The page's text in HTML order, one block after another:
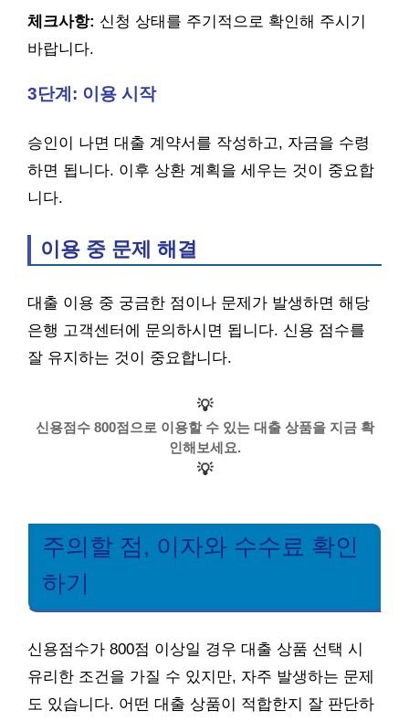
체크사항: 신청 상태를 주기적으로 확인해 주시기
바랍니다.
3단계: 이용 시작
승인이 나면 대출 계약서를 작성하고, 자금을 수령
하면 됩니다. 이후 상환 계획을 세우는 것이 중요합
니다.
이용 중 문제 해결
대출 이용 중 궁금한 점이나 문제가 발생하면 해당
은행 고객센터에 문의하시면 됩니다. 신용 점수를
잘 유지하는 것이 중요합니다.
💡
신용점수 800점으로 이용할 수 있는 대출 상품을 지금 확
인해보세요.
💡
주의할 점, 이자와 수수료 확인
하기
신용점수가 800점 이상일 경우 대출 상품 선택 시
유리한 조건을 가질 수 있지만, 자주 발생하는 문제
도 있습니다. 어떤 대출 상품이 적합한지 잘 판단하